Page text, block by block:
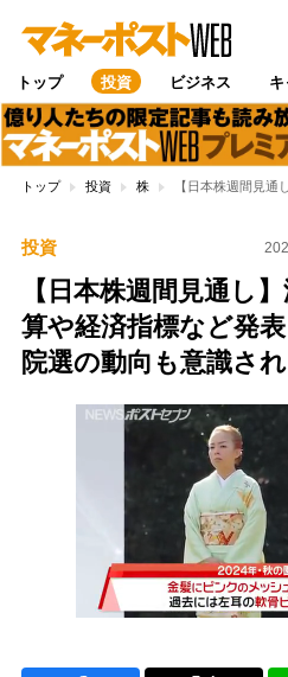
トップ 投資 ビジネス
トップ 投資 株 【日本株週間見
投資
【日本株週間見通し
算や経済指標など発
院選の動向も意識さ